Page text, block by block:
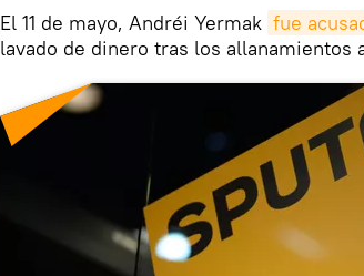
El 11 de mayo, Andréi Yermak fue
lavado de dinero tras los allanamientos